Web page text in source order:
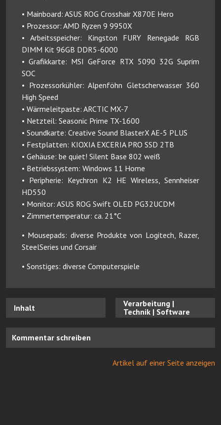
• Mainboard: ASUS ROG Crosshair X870E Hero
• Prozessor: AMD Ryzen 9 9950X
• Arbeitsspeicher: Kingston FURY Renegade RGB
DIMM Kit 96GB DDR5-6000
• Grafikkarte: MSI GeForce RTX 5090 32G Suprim
SOC
• Prozessorkühler: Alpenföhn Gletscherwasser 360
High Speed
• Wärmeleitpaste: ARCTIC MX-7
• Netzteil: Seasonic Prime TX-1600
• Soundkarte: Creative Sound BlasterX AE-5 PLUS
• Festplatten: KIOXIA EXCERIA PRO SSD 2TB
• Gehäuse: be quiet! Silent Base 802 weiß
• Betriebssystem: Windows 11 Home
• Peripherie: Keychron K2 HE Wireless, Sennheiser
HD550
• Monitor: ASUS ROG Swift OLED PG32UCDM
• Zimmertemperatur: ca. 21°C
• Mousepads: diverse Produkte von Logitech, Razer,
SteelSeries und Corsair
• Sonstiges: diverse Computerspiele
Inhalt
Verarbeitung |
Technik | Software
Kommentar schreiben
Artikel auf einer Seite anzeigen